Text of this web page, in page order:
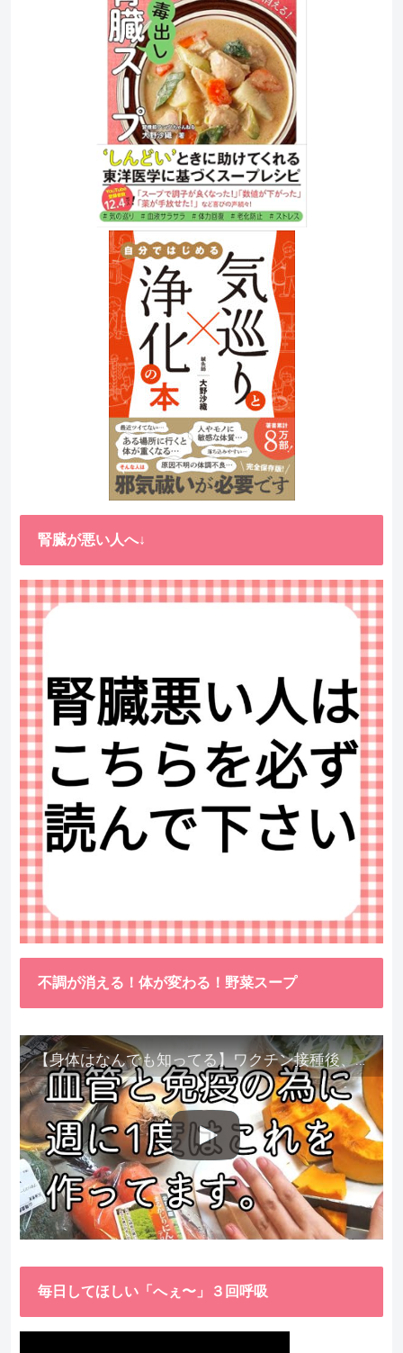
腎臓が悪い人へ↓
不調が消える！体が変わる！野菜スープ
【身体はなんでも知ってる】ワクチン接種後、異常に食べたくなった野菜が細胞回復に貢献してくれました。
毎日してほしい「へぇ〜」３回呼吸